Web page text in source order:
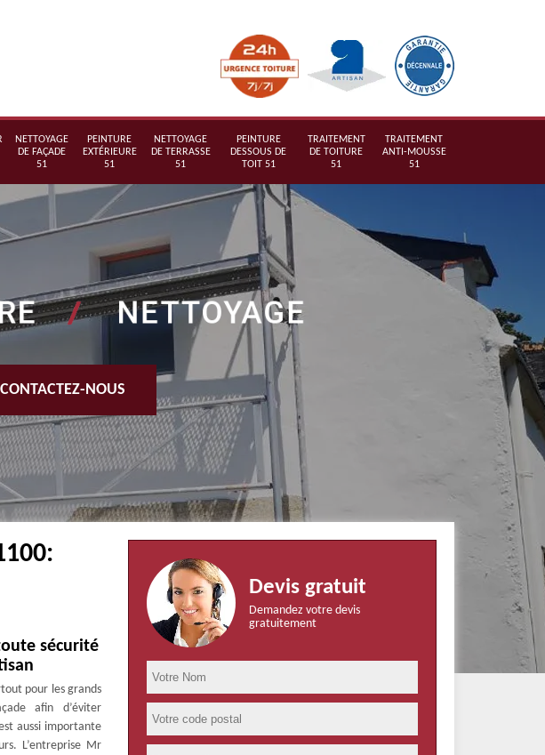
NETTOYAGE
DE FAÇADE
51
PEINTURE
EXTÉRIEURE
51
NETTOYAGE
DE TERRASSE
51
PEINTURE
DESSOUS DE
TOIT 51
TRAITEMENT
DE TOITURE
51
TRAITEMENT
ANTI-MOUSSE
51
CONTACTEZ-NOUS
sécurité
pour les grands
afin d’éviter
aussi importante
L’entreprise Mr
Devis gratuit
Demandez votre devis
gratuitement